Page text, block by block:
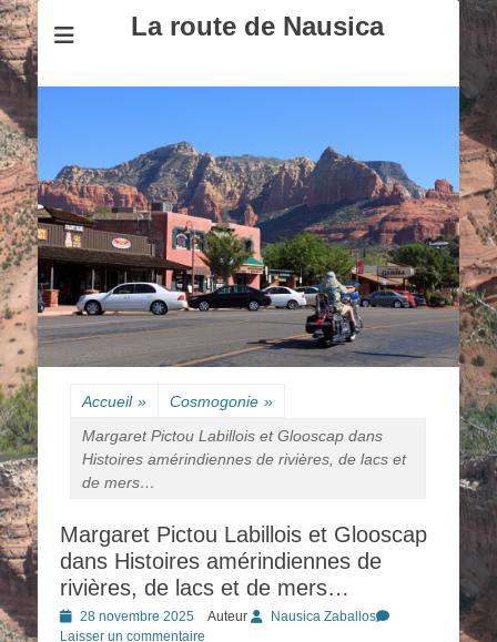
La route de Nausica
Accueil » Cosmogonie »
Margaret Pictou Labillois et Glooscap dans
Histoires amérindiennes de rivières, de lacs et
de mers…
Margaret Pictou Labillois et Glooscap
dans Histoires amérindiennes de
rivières, de lacs et de mers…
Posted
on
28 novembre 2025 Auteur
Nausica Zaballos
Laisser un commentaire